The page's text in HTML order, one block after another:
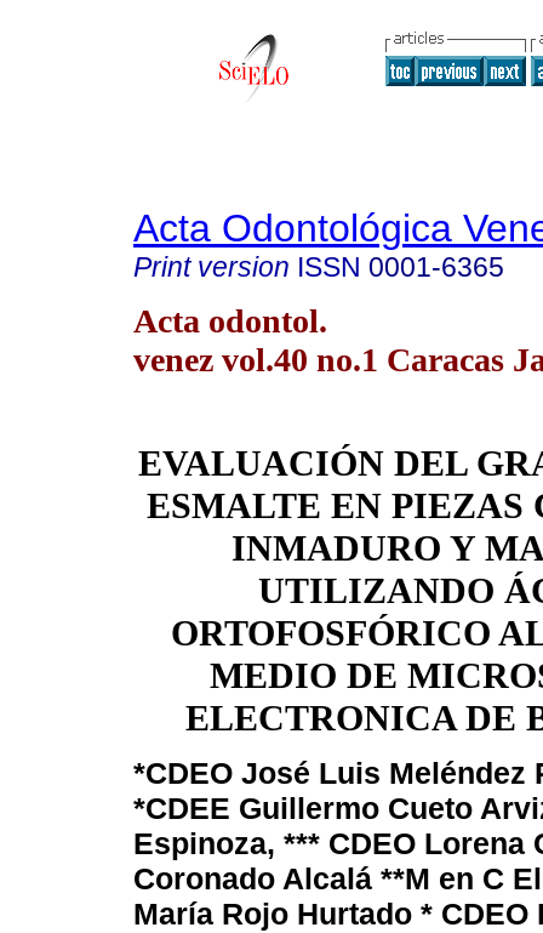
Acta Odontológica
Print version ISSN 0001-6365
Acta odontol.
venez vol.40 no.1 Caracas
EVALUACIÓN DEL
ESMALTE EN PIEZAS
INMADURO Y
UTILIZANDO
ORTOFOSFÓRICO
MEDIO DE
ELECTRONICA DE
*CDEO José Luis Meléndez
*CDEE Guillermo Cueto
Espinoza, *** CDEO
Coronado Alcalá **M en C
María Rojo Hurtado *